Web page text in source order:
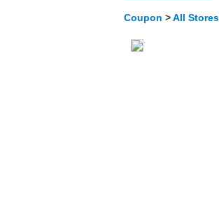
Coupon > All Stores